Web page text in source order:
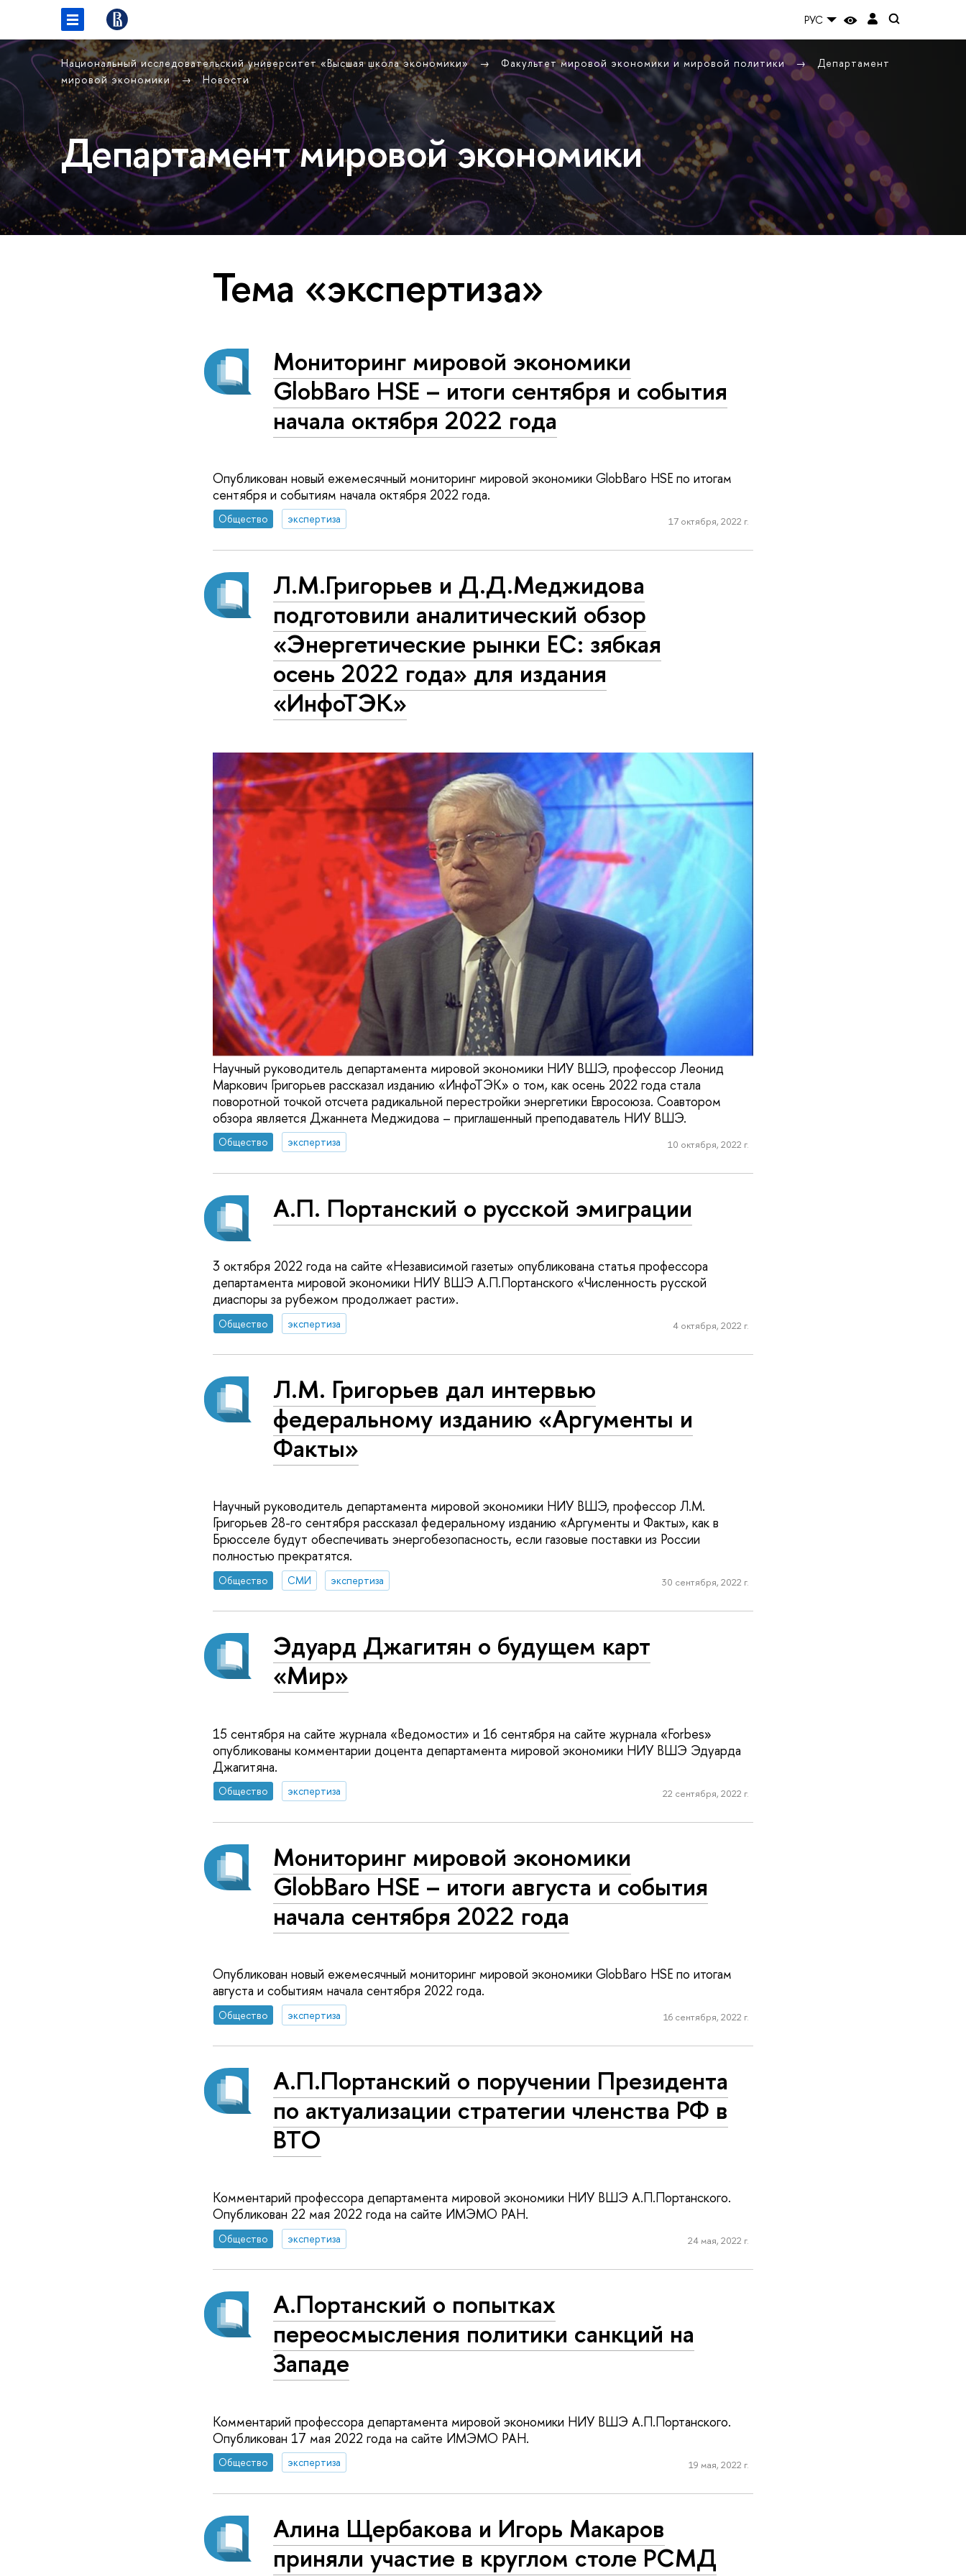
РУС
Национальный исследовательский университет «Высшая школа экономики» Факультет мировой экономики и мировой политики
Департамент
мировой экономики
Новости
Департамент мировой экономики
Тема «экспертиза»
Мониторинг мировой экономики
GlobBaro HSE – итоги сентября и события
начала октября 2022 года
Опубликован новый ежемесячный мониторинг мировой экономики GlobBaro HSE по итогам
сентября и событиям начала октября 2022 года.
Общество экспертиза 17 октября, 2022 г.
Л.М.Григорьев и Д.Д.Меджидова
подготовили аналитический обзор
«Энергетические рынки ЕС: зябкая
осень 2022 года» для издания
«ИнфоТЭК»
Научный руководитель департамента мировой экономики НИУ ВШЭ, профессор Леонид
Маркович Григорьев рассказал изданию «ИнфоТЭК» о том, как осень 2022 года стала
поворотной точкой отсчета радикальной перестройки энергетики Евросоюза. Соавтором
обзора является Джаннета Меджидова – приглашенный преподаватель НИУ ВШЭ.
Общество экспертиза 10 октября, 2022 г.
А.П. Портанский о русской эмиграции
3 октября 2022 года на сайте «Независимой газеты» опубликована статья профессора
департамента мировой экономики НИУ ВШЭ А.П.Портанского «Численность русской
диаспоры за рубежом продолжает расти».
Общество экспертиза 4 октября, 2022 г.
Л.М. Григорьев дал интервью
федеральному изданию «Аргументы и
Факты»
Научный руководитель департамента мировой экономики НИУ ВШЭ, профессор Л.М.
Григорьев 28-го сентября рассказал федеральному изданию «Аргументы и Факты», как в
Брюсселе будут обеспечивать энергобезопасность, если газовые поставки из России
полностью прекратятся.
Общество СМИ экспертиза 30 сентября, 2022 г.
Эдуард Джагитян о будущем карт
«Мир»
15 сентября на сайте журнала «Ведомости» и 16 сентября на сайте журнала «Forbes»
опубликованы комментарии доцента департамента мировой экономики НИУ ВШЭ Эдуарда
Джагитяна.
Общество экспертиза 22 сентября, 2022 г.
Мониторинг мировой экономики
GlobBaro HSE – итоги августа и события
начала сентября 2022 года
Опубликован новый ежемесячный мониторинг мировой экономики GlobBaro HSE по итогам
августа и событиям начала сентября 2022 года.
Общество экспертиза 16 сентября, 2022 г.
А.П.Портанский о поручении Президента
по актуализации стратегии членства РФ в
ВТО
Комментарий профессора департамента мировой экономики НИУ ВШЭ А.П.Портанского.
Опубликован 22 мая 2022 года на сайте ИМЭМО РАН.
Общество экспертиза 24 мая, 2022 г.
А.Портанский о попытках
переосмысления политики санкций на
Западе
Комментарий профессора департамента мировой экономики НИУ ВШЭ А.П.Портанского.
Опубликован 17 мая 2022 года на сайте ИМЭМО РАН.
Общество экспертиза 19 мая, 2022 г.
Алина Щербакова и Игорь Макаров
приняли участие в круглом столе РСМД